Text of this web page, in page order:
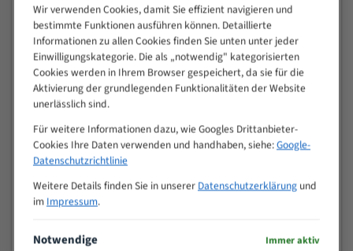
50
4/5
80
> 100
VOLLMATERIAL
M (mm)
Zoll (ZpZ))
>
25
10/14
15 - 40
8/12
25 - 50
50 - 120
Wir verwenden Cookies, damit Sie effizient navigieren und
bestimmte Funktionen ausführen können. Detaillierte
Informationen zu allen Cookies finden Sie unten unter jeder
Einwilligungskategorie. Die als „notwendig" kategorisierten
Cookies werden in Ihrem Browser gespeichert, da sie für die
Aktivierung der grundlegenden Funktionalitäten der Website
unerlässlich sind.
Für weitere Informationen dazu, wie Googles Drittanbieter-
Cookies Ihre Daten verwenden und handhaben, siehe:Google-
Datenschutzrichtlinie
Weitere Details finden Sie in unserer Datenschutzerklärungund
im Impressum.
Notwendige Immer aktiv